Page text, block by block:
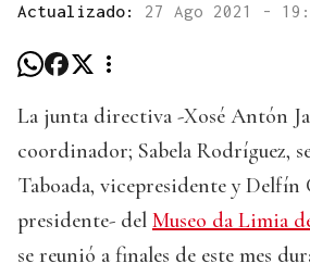
Actualizado: 27 Ago 2021 -
La junta directiva -Xosé Antón
coordinador; Sabela Rodríguez,
Taboada, vicepresidente y Delfín
presidente- del Museo da Limia
se reunió a finales de este mes